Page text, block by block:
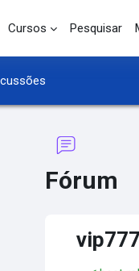
Cursos Pesquisar
Fórum